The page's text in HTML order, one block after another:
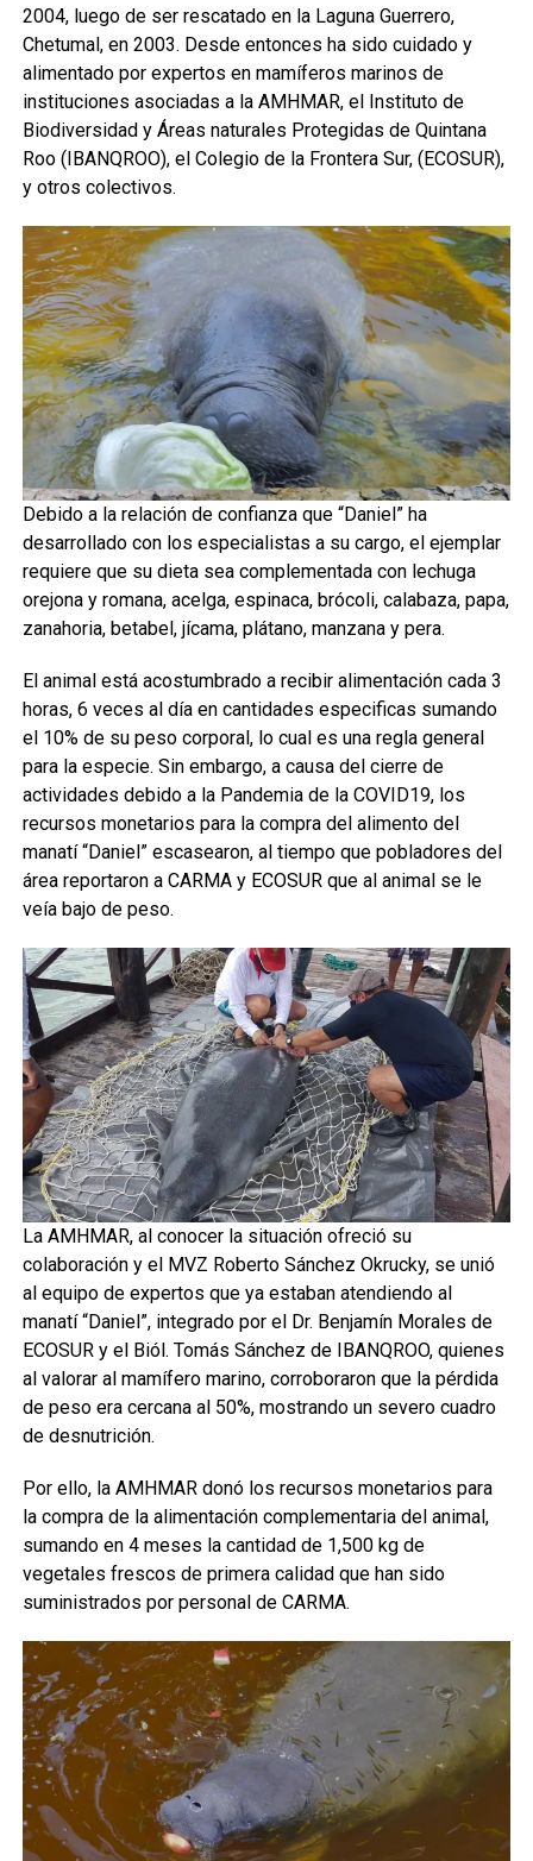
2004, luego de ser rescatado en la Laguna Guerrero,
Chetumal, en 2003. Desde entonces ha sido cuidado y
alimentado por expertos en mamíferos marinos de
instituciones asociadas a la AMHMAR, el Instituto de
Biodiversidad y Áreas naturales Protegidas de Quintana
Roo (IBANQROO), el Colegio de la Frontera Sur, (ECOSUR),
y otros colectivos.
Debido a la relación de confianza que “Daniel” ha
desarrollado con los especialistas a su cargo, el ejemplar
requiere que su dieta sea complementada con lechuga
orejona y romana, acelga, espinaca, brócoli, calabaza, papa,
zanahoria, betabel, jícama, plátano, manzana y pera.
El animal está acostumbrado a recibir alimentación cada 3
horas, 6 veces al día en cantidades especificas sumando
el 10% de su peso corporal, lo cual es una regla general
para la especie. Sin embargo, a causa del cierre de
actividades debido a la Pandemia de la COVID19, los
recursos monetarios para la compra del alimento del
manatí “Daniel” escasearon, al tiempo que pobladores del
área reportaron a CARMA y ECOSUR que al animal se le
veía bajo de peso.
La AMHMAR, al conocer la situación ofreció su
colaboración y el MVZ Roberto Sánchez Okrucky, se unió
al equipo de expertos que ya estaban atendiendo al
manatí “Daniel”, integrado por el Dr. Benjamín Morales de
ECOSUR y el Biól. Tomás Sánchez de IBANQROO, quienes
al valorar al mamífero marino, corroboraron que la pérdida
de peso era cercana al 50%, mostrando un severo cuadro
de desnutrición.
Por ello, la AMHMAR donó los recursos monetarios para
la compra de la alimentación complementaria del animal,
sumando en 4 meses la cantidad de 1,500 kg de
vegetales frescos de primera calidad que han sido
suministrados por personal de CARMA.